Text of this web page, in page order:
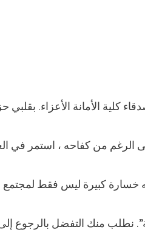
كلية الأمانة الأعزاء.
الرغم من كفاحه ، استمر
خسارة كبيرة ليس فقط
نطلب منك التفضل بالرجوع